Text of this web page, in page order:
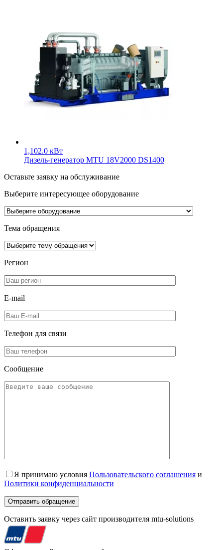
1,102.0 кВт
Дизель-генератор MTU 18V2000 DS1400
Оставьте заявку на обслуживание
Выберите интересующее оборудование
Тема обращения
Регион
E-mail
Телефон для связи
Сообщение
Я принимаю условия Пользовательского соглашения и
Политики конфиденциальности
Оставить заявку через сайт производителя mtu-solutions